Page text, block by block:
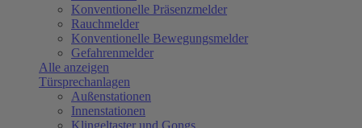
Konventionelle Präsenzmelder
Rauchmelder
Konventionelle Bewegungsmelder
Gefahrenmelder
Alle anzeigen
Türsprechanlagen
Außenstationen
Innenstationen